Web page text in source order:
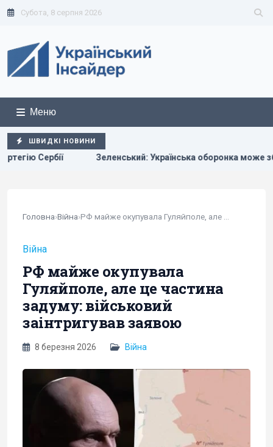
Субота, 8 серпня 2026
Меню
ШВИДКІ НОВИНИ
Українська оборонка може збільшити виробництво
Головна›Війна›
Війна
РФ майже окупувала
Гуляйполе, але це частина
задуму: військовий
заінтригував заявою
8 березня 2026 Війна